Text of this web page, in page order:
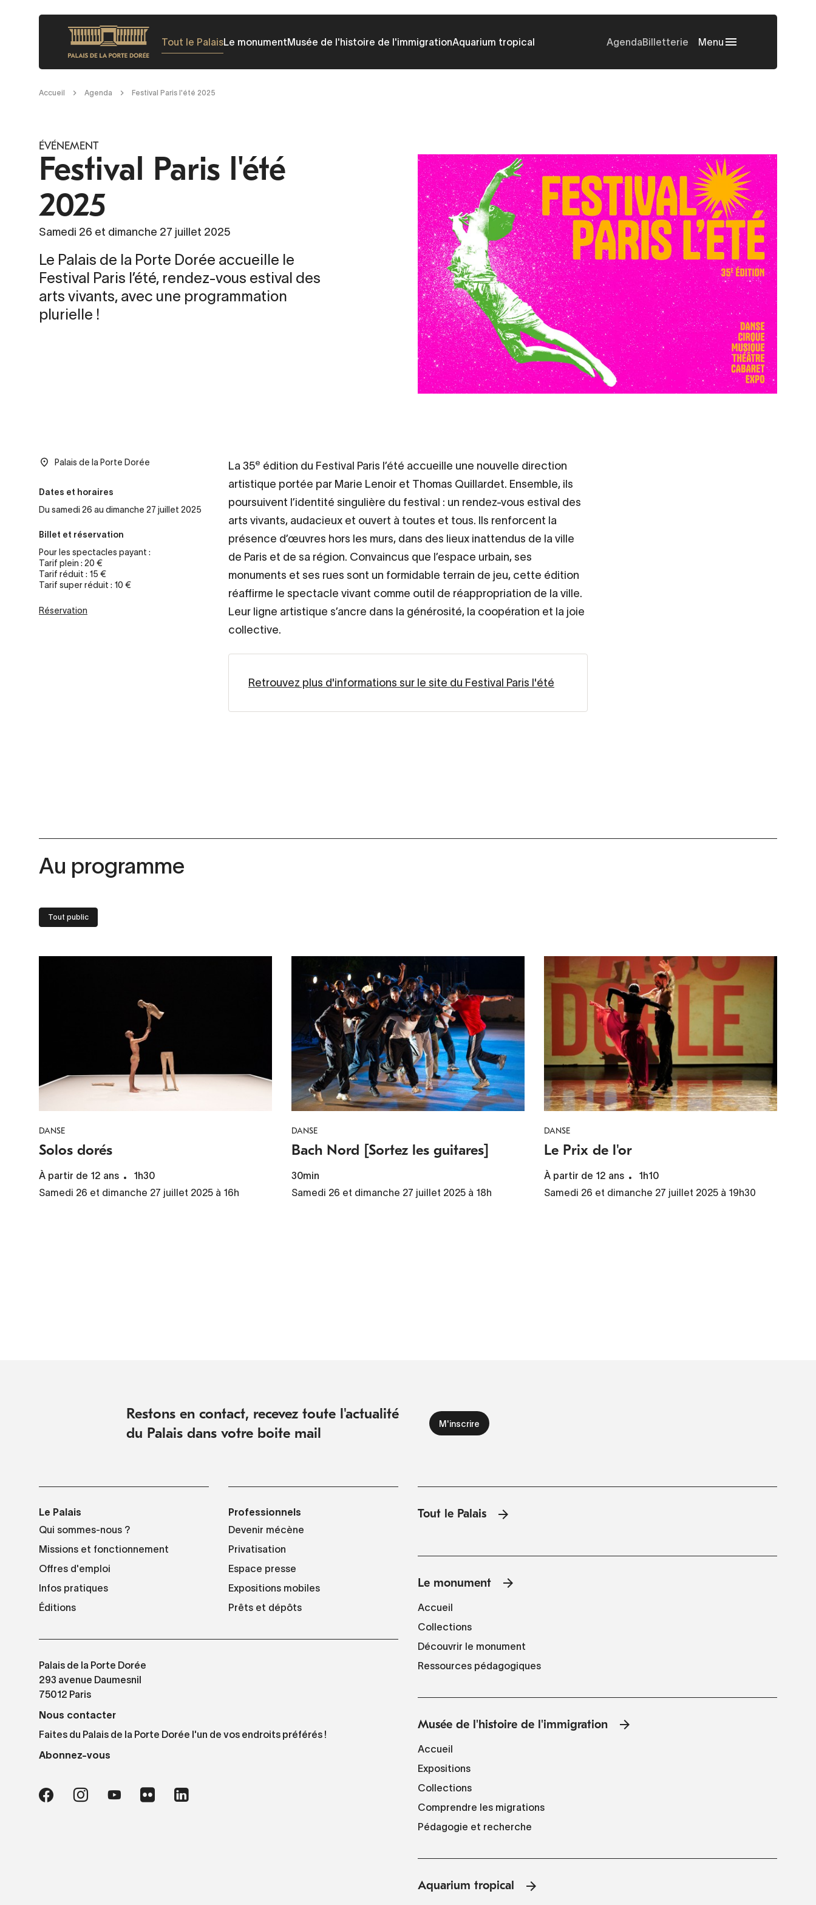
principal
Tout le PalaisLe monumentMusée de l'histoire de l'immigrationAquarium tropical AgendaBilletterie Menu
Fil
Accueil Agenda Festival Paris l'été 2025
ÉVÉNEMENT
Festival Paris l'été
2025
Samedi 26 et dimanche 27 juillet 2025
Le Palais de la Porte Dorée accueille le
Festival Paris l’été, rendez-vous estival des
arts vivants, avec une programmation
plurielle !
Palais de la Porte Dorée
Dates et horaires
Du samedi 26 au dimanche 27 juillet 2025
Billet et réservation
Pour les spectacles payant :
Tarif plein : 20 €
Tarif réduit : 15 €
Tarif super réduit : 10 €
Réservation
La 35e édition du Festival Paris l’été accueille une nouvelle direction
artistique portée par Marie Lenoir et Thomas Quillardet. Ensemble, ils
poursuivent l’identité singulière du festival : un rendez-vous estival des
arts vivants, audacieux et ouvert à toutes et tous. Ils renforcent la
présence d’œuvres hors les murs, dans des lieux inattendus de la ville
de Paris et de sa région. Convaincus que l’espace urbain, ses
monuments et ses rues sont un formidable terrain de jeu, cette édition
réaffirme le spectacle vivant comme outil de réappropriation de la ville.
Leur ligne artistique s’ancre dans la générosité, la coopération et la joie
collective.
Retrouvez plus d'informations sur le site du Festival Paris l'été
Au programme
Tout public
DANSE
Solos dorés
À partir de 12 ans
1h30
Samedi 26 et dimanche 27 juillet 2025 à 16h
DANSE
Bach Nord [Sortez les guitares]
30min
Samedi 26 et dimanche 27 juillet 2025 à 18h
DANSE
Le Prix de l'or
À partir de 12 ans
1h10
Samedi 26 et dimanche 27 juillet 2025 à 19h30
Restons en contact, recevez toute l'actualité
du Palais dans votre boite mail
Le Palais
Qui sommes-nous ?
Missions et fonctionnement
Offres d'emploi
Infos pratiques
Éditions
Professionnels
Devenir mécène
Privatisation
Espace presse
Expositions mobiles
Prêts et dépôts
Palais de la Porte Dorée
293 avenue Daumesnil
75012 Paris
Nous contacter
Faites du Palais de la Porte Dorée l'un de vos endroits préférés !
Abonnez-vous
Tout le Palais
Le monument
Accueil
Collections
Découvrir le monument
Ressources pédagogiques
Musée de l'histoire de l'immigration
Accueil
Expositions
Collections
Comprendre les migrations
Pédagogie et recherche
Aquarium tropical